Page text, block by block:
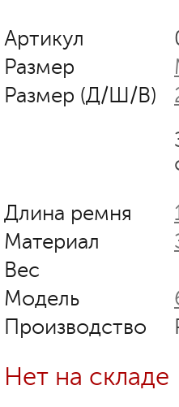
Артикул
Размер
Размер (Д/Ш/В)
Длина ремня
Материал
Вес
Модель
Производство
Нет на складе